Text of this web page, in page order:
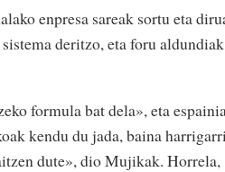
enpresa sareak sortu eta
deritzo, eta foru aldundiak
formula bat dela», eta
kendu du jada, baina
dute», dio Mujikak. Horrela,